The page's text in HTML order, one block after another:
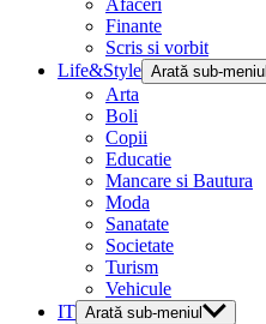
Afaceri
Finante
Scris si vorbit
Life&Style Arată sub-meniul
Arta
Boli
Copii
Educatie
Mancare si Bautura
Moda
Sanatate
Societate
Turism
Vehicule
IT Arată sub-meniul